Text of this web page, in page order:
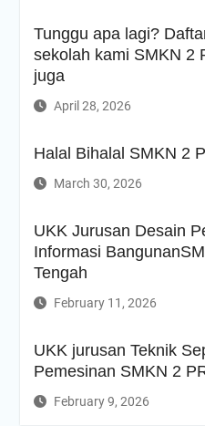
Tunggu apa lagi?
sekolah kami SMKN 2
juga
April 28, 2026
Halal Bihalal SMKN 2
March 30, 2026
UKK Jurusan Desain
Informasi
Tengah
February 11, 2026
UKK jurusan Teknik
Pemesinan SMKN 2
February 9, 2026